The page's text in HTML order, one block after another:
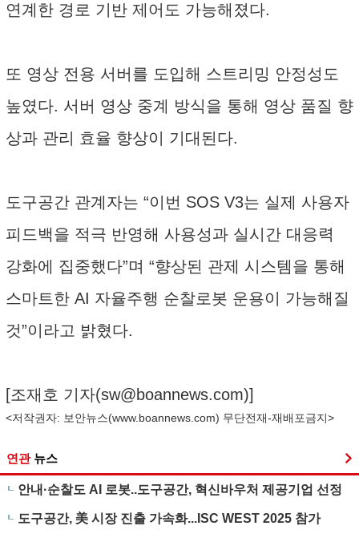
연계한 경로 기반 제어도 가능해졌다.
또 영상 전용 서버를 도입해 스트리밍 안정성도
높였다. 서버 영상 중계 방식을 통해 영상 품질 향
상과 관리 효율 향상이 기대된다.
도구공간 관계자는 “이번 SOS V3는 실제 사용자
피드백을 적극 반영해 사용성과 실시간 대응력
강화에 집중했다”며 “향상된 관제 시스템을 통해
스마트한 AI 자율주행 순찰로봇 운용이 가능해질
것”이라고 밝혔다.
[조재호 기자(sw@boannews.com)]
<저작권자: 보안뉴스(www.boannews.com) 무단전재-재배포금지>
연관 뉴스
안내·순찰도 AI 로봇..도구공간, 혁신바우처 제공기업 선정
도구공간, 美 시장 진출 가속화...ISC WEST 2025 참가